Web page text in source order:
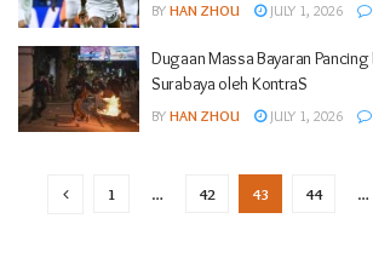
BY HAN ZHOU JULY 1, 2026
Dugaan Massa Bayaran
Surabaya oleh KontraS
BY HAN ZHOU JULY 1, 2026
1 … 42 43 44 …